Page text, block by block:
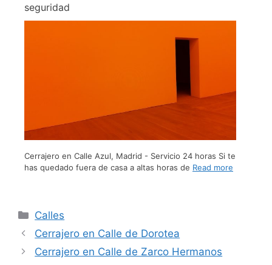
seguridad
Cerrajero en Calle Azul, Madrid - Servicio 24 horas Si te
has quedado fuera de casa a altas horas de Read more
Calles
Cerrajero en Calle de Dorotea
Cerrajero en Calle de Zarco Hermanos